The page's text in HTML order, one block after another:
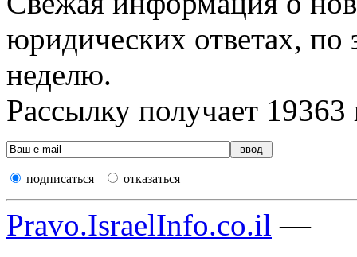
юридических ответах, по
неделю.
Рассылку получает 19363
подписаться отказаться
Pravo.IsraelInfo.co.il —